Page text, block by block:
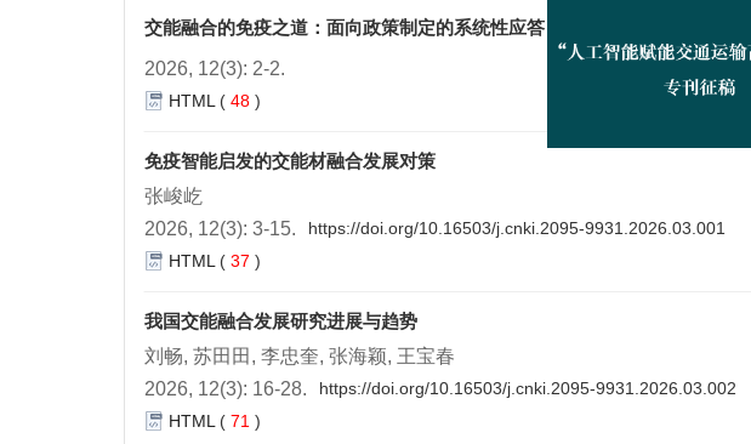
交能融合的免疫之道：面向政策制定的系统性应答
2026, 12(3): 2-2.
HTML ( 48 )
免疫智能启发的交能材融合发展对策
张峻屹
2026, 12(3): 3-15.
https://doi.org/10.16503/j.cnki.2095-9931.2026.03.001
HTML ( 37 )
我国交能融合发展研究进展与趋势
刘畅, 苏田田, 李忠奎, 张海颖, 王宝春
2026, 12(3): 16-28.
https://doi.org/10.16503/j.cnki.2095-9931.2026.03.002
HTML ( 71 )